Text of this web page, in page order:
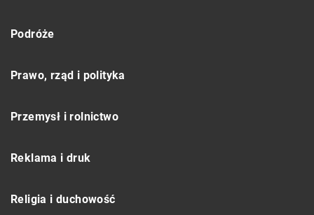
Podróże
Prawo, rząd i polityka
Przemysł i rolnictwo
Reklama i druk
Religia i duchowość